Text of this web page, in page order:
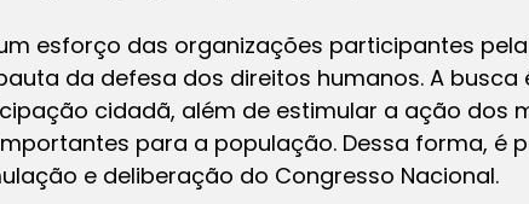
esforço das organizações participantes
da defesa dos direitos humanos. A busca
cidadã, além de estimular a ação dos
para a população. Dessa forma, é
e deliberação do Congresso Nacional.